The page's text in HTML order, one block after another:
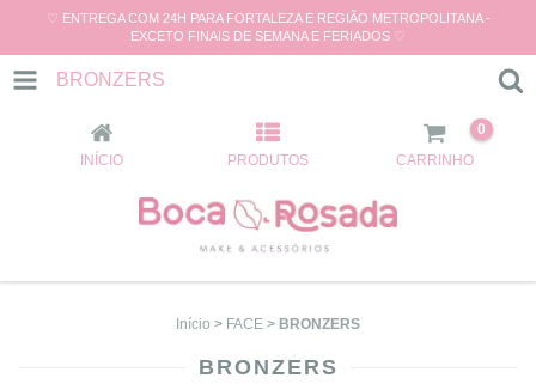
♡ ENTREGA COM 24H PARA FORTALEZA E REGIÃO METROPOLITANA -
EXCETO FINAIS DE SEMANA E FERIADOS ♡
BRONZERS
INÍCIO PRODUTOS CARRINHO
0
Início > FACE > BRONZERS
BRONZERS